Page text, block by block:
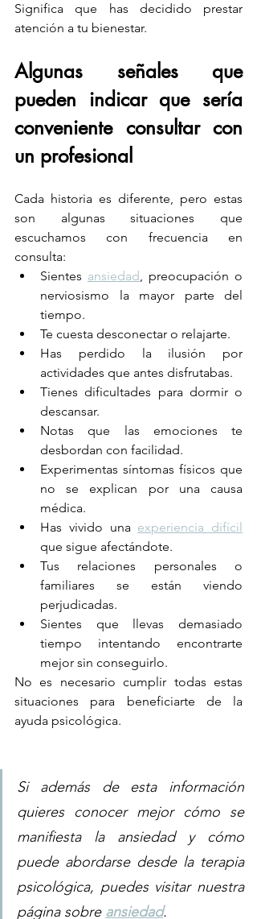
Significa que has decidido prestar
atención a tu bienestar.
Algunas señales que
pueden indicar que sería
conveniente consultar con
un profesional
Cada historia es diferente, pero estas
son algunas situaciones que
escuchamos con frecuencia en
consulta:
Sientes ansiedad, preocupación o
nerviosismo la mayor parte del
tiempo.
Te cuesta desconectar o relajarte.
Has perdido la ilusión por
actividades que antes disfrutabas.
Tienes dificultades para dormir o
descansar.
Notas que las emociones te
desbordan con facilidad.
Experimentas síntomas físicos que
no se explican por una causa
médica.
Has vivido una experiencia difícil
que sigue afectándote.
Tus relaciones personales o
familiares se están viendo
perjudicadas.
Sientes que llevas demasiado
tiempo intentando encontrarte
mejor sin conseguirlo.
No es necesario cumplir todas estas
situaciones para beneficiarte de la
ayuda psicológica.
Si además de esta información
quieres conocer mejor cómo se
manifiesta la ansiedad y cómo
puede abordarse desde la terapia
psicológica, puedes visitar nuestra
página sobre ansiedad.